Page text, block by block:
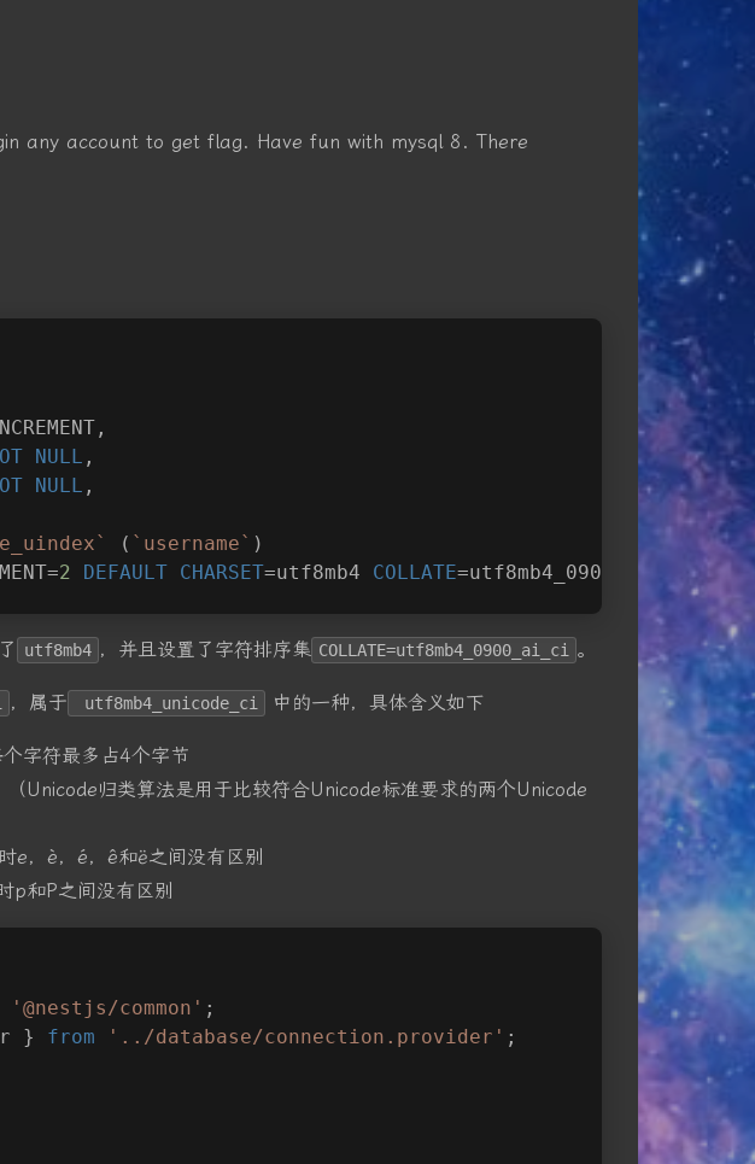
any account to get flag. Have fun with mysql 8. There
NULL ,
NULL ,
( `username` )
2 DEFAULT CHARSET=utf8mb4 COLLATE=utf8mb4_0900_ai_ci;
utf8mb4 ，并且设置了字符排序集 COLLATE=utf8mb4_0900_ai_ci 。
，属于 utf8mb4_unicode_ci 中的一种，具体含义如下
字符最多占4个字节
Unicode归类算法是用于比较符合Unicode标准要求的两个Unicode
e，è，é，ê和ë之间没有区别
p和P之间没有区别
'@nestjs/common' ;
} from '../database/connection.provider' ;